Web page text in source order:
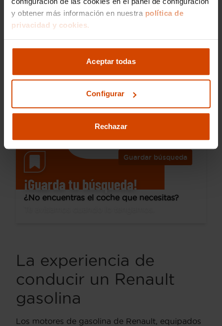
y obtener más información en nuestra política de
privacidad y cookies.
Aceptar todas
Configurar
Rechazar
7.990 €
Limited Energy TCe 66kW (90CV) -18
Manual
Guardar búsqueda
¡Guarda tu búsqueda!
¿No encuentras el coche que necesitas?
La experiencia de
conducir un Renault
gasolina
Los motores de gasolina de Renault, equipados